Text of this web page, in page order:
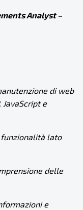
Analyst –
di web
e
lato
delle
e